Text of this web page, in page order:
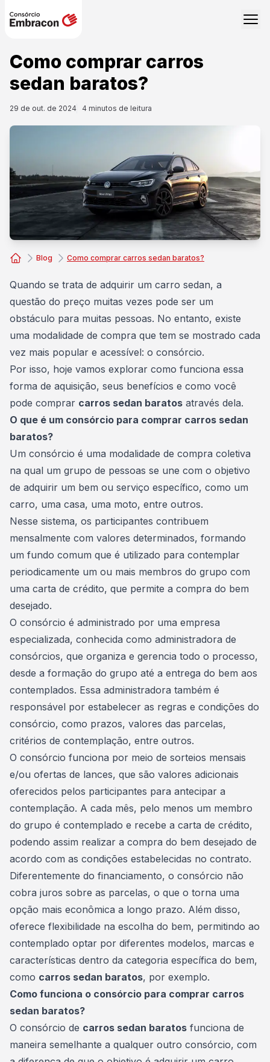
Como comprar carros
sedan baratos?
29 de out. de 2024 4 minutos de leitura
Blog Como comprar carros sedan baratos?
Quando se trata de adquirir um carro sedan, a
questão do preço muitas vezes pode ser um
obstáculo para muitas pessoas. No entanto, existe
uma modalidade de compra que tem se mostrado cada
vez mais popular e acessível: o consórcio.
Por isso, hoje vamos explorar como funciona essa
forma de aquisição, seus benefícios e como você
pode comprar carros sedan baratos através dela.
O que é um consórcio para comprar carros sedan
baratos?
Um consórcio é uma modalidade de compra coletiva
na qual um grupo de pessoas se une com o objetivo
de adquirir um bem ou serviço específico, como um
carro, uma casa, uma moto, entre outros.
Nesse sistema, os participantes contribuem
mensalmente com valores determinados, formando
um fundo comum que é utilizado para contemplar
periodicamente um ou mais membros do grupo com
uma carta de crédito, que permite a compra do bem
desejado.
O consórcio é administrado por uma empresa
especializada, conhecida como administradora de
consórcios, que organiza e gerencia todo o processo,
desde a formação do grupo até a entrega do bem aos
contemplados. Essa administradora também é
responsável por estabelecer as regras e condições do
consórcio, como prazos, valores das parcelas,
critérios de contemplação, entre outros.
O consórcio funciona por meio de sorteios mensais
e/ou ofertas de lances, que são valores adicionais
oferecidos pelos participantes para antecipar a
contemplação. A cada mês, pelo menos um membro
do grupo é contemplado e recebe a carta de crédito,
podendo assim realizar a compra do bem desejado de
acordo com as condições estabelecidas no contrato.
Diferentemente do financiamento, o consórcio não
cobra juros sobre as parcelas, o que o torna uma
opção mais econômica a longo prazo. Além disso,
oferece flexibilidade na escolha do bem, permitindo ao
contemplado optar por diferentes modelos, marcas e
características dentro da categoria específica do bem,
como carros sedan baratos, por exemplo.
Como funciona o consórcio para comprar carros
sedan baratos?
O consórcio de carros sedan baratos funciona de
maneira semelhante a qualquer outro consórcio, com